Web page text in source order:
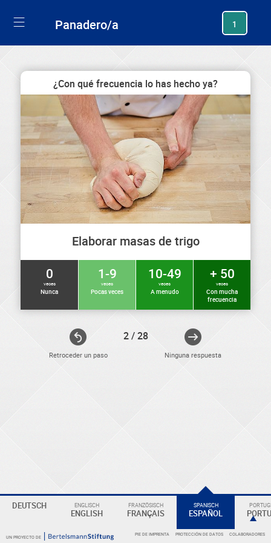
Panadero/a 1
Retroceder un paso
¿Con qué frecuencia lo has hecho ya?
Elaborar masas de trigo
0
veces
Nunca
1-9
veces
Pocas veces
10-49
veces
A menudo
+ 50
veces
Con mucha
frecuencia
2 / 28
Ninguna respuesta
DEUTSCH ENGLISCH
ENGLISH
FRANZÖSISCH
FRANÇAIS
SPANISCH
ESPAÑOL
UN PROYECTO DE PIE DE IMPRENTA PROTECCIÓN DE DATOS COLABORADORES
Eine